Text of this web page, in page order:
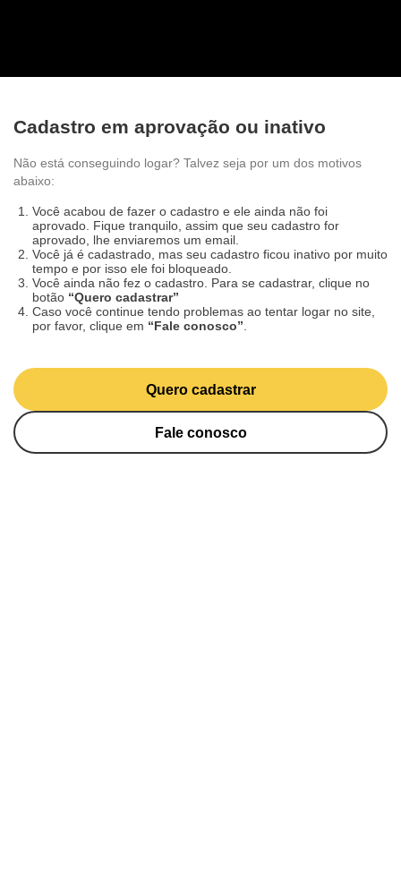
Cadastro em aprovação ou inativo
Não está conseguindo logar? Talvez seja por um dos
motivos abaixo:
Você acabou de fazer o cadastro e ele ainda não foi
aprovado. Fique tranquilo, assim que seu cadastro for
aprovado, lhe enviaremos um email.
Você já é cadastrado, mas seu cadastro ficou inativo por
muito tempo e por isso ele foi bloqueado.
Você ainda não fez o cadastro. Para se cadastrar, clique
no botão“Quero cadastrar”
Caso você continue tendo problemas ao tentar logar no
site, por favor, clique em“Fale conosco”
Quero cadastrar
Fale conosco